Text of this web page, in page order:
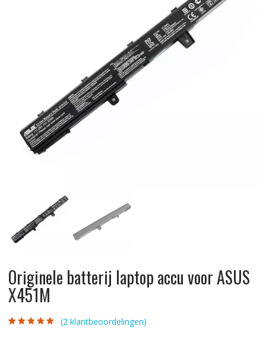
Originele batterij laptop accu voor ASUS
X451M
(2klantbeoordelingen)